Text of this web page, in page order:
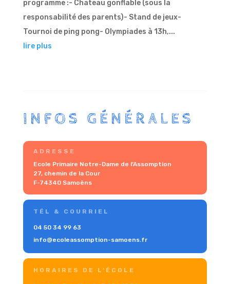
programme :- Chateau gonflable (sous la
responsabilité des parents)- Stand de jeux-
Tournoi de ping pong- Olympiades à 13h,...
lire plus
INFOS GÉNÉRALES
ADRESSE
Ecole Primaire Notre-Dame de l’Assomption
27, chemin de la Cour
F-74340 Samoëns
TÉL & COURRIEL
04 50 34 99 63
info@ecoleassomption-samoens.fr
HORAIRES DE L'ÉCOLE